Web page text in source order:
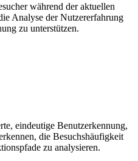
während der aktuellen
Analyse der Nutzererfahrung
zu unterstützen.
eindeutige Benutzerkennung,
die Besuchshäufigkeit
zu analysieren.